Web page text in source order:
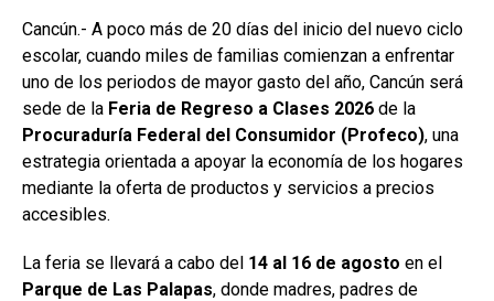
Cancún.- A poco más de 20 días del inicio del nuevo ciclo
escolar, cuando miles de familias comienzan a enfrentar
uno de los periodos de mayor gasto del año, Cancún será
sede de la Feria de Regreso a Clases 2026 de la
Procuraduría Federal del Consumidor (Profeco), una
estrategia orientada a apoyar la economía de los hogares
mediante la oferta de productos y servicios a precios
accesibles.
La feria se llevará a cabo del 14 al 16 de agosto en el
Parque de Las Palapas, donde madres, padres de